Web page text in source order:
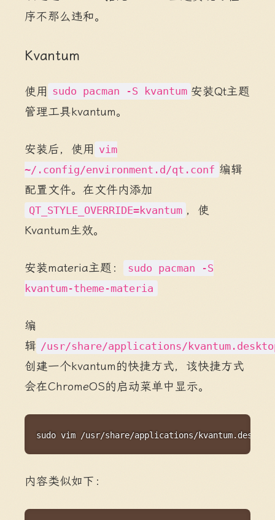
序不那么违和。
Kvantum
使用 sudo pacman -S kvantum 安装Qt主题
管理工具kvantum。
安装后，使用 vim
~/.config/environment.d/qt.conf 编辑
配置文件。在文件内添加
QT_STYLE_OVERRIDE=kvantum ，使
Kvantum生效。
安装materia主题：
sudo pacman -S
kvantum-theme-materia
编
辑 /usr/share/applications/
创建一个kvantum的快捷方式，该快捷方式
会在ChromeOS的启动菜单中显示。
sudo vim /usr/share/applications/kvantum.desktop
内容类似如下：